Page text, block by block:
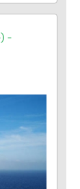
-